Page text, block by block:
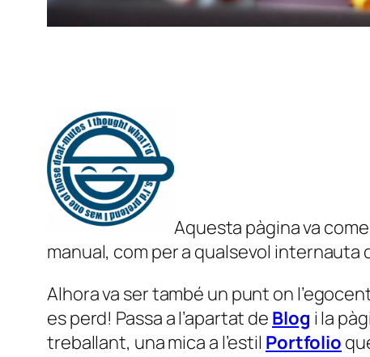
Aquesta pàgina va
manual, com per a qualsevol internauta
Alhora va ser també un punt on
es perd! Passa a l’apartat de Blog i la
treballant, una mica a l’estil Portfolio